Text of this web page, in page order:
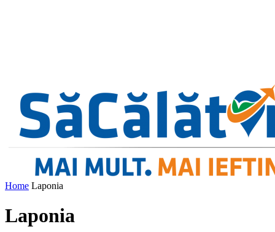
Home Laponia
Laponia